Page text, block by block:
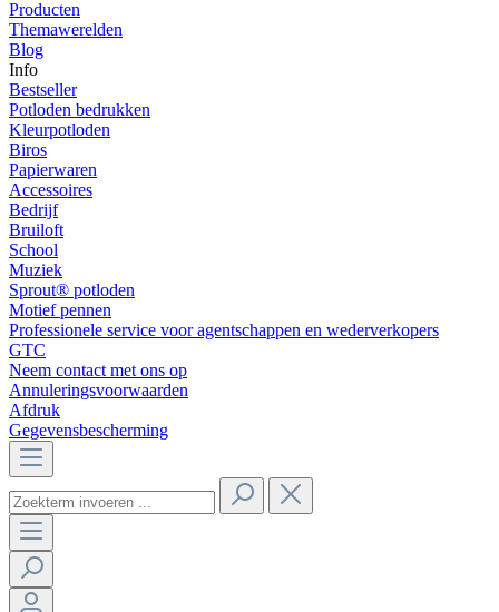
Producten
Themawerelden
Blog
Info
Bestseller
Potloden bedrukken
Kleurpotloden
Biros
Papierwaren
Accessoires
Bedrijf
Bruiloft
School
Muziek
Sprout® potloden
Motief pennen
Professionele service voor agentschappen en wederverkopers
GTC
Neem contact met ons op
Annuleringsvoorwaarden
Afdruk
Gegevensbescherming